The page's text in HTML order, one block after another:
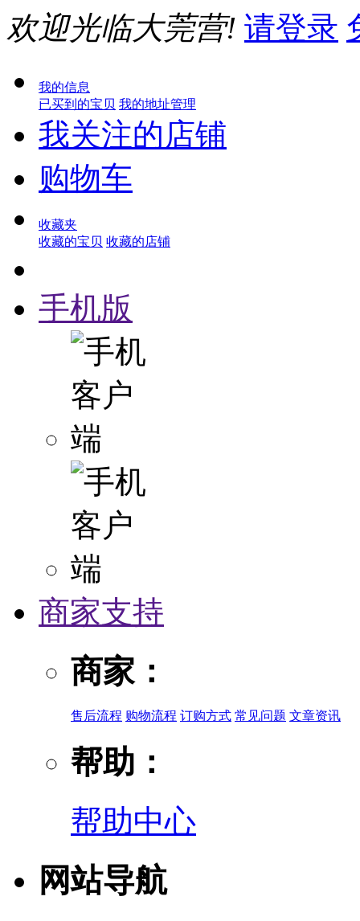
欢迎光临大莞营! 请登录
我的信息
已买到的宝贝 我的地址管理
我关注的店铺
购物车
收藏夹
收藏的宝贝 收藏的店铺
手机版
商家支持
商家：
售后流程 购物流程 订购方式 常见问题 文章资讯
帮助：
帮助中心
网站导航